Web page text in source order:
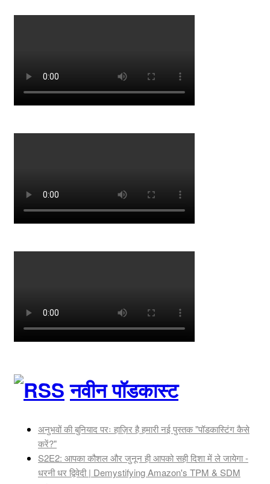
नवीन पॉडकास्ट
अनुभवों की बुनियाद परः हाज़िर है हमारी नई पुस्तक "पॉडकास्टिंग कैसे
करें?"
S2E2: आपका कौशल और जुनून ही आपको सही दिशा में ले जायेगा -
धरनी धर द्विवेदी | Demystifying Amazon's TPM & SDM